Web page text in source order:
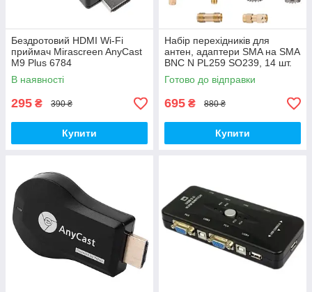
Бездротовий HDMI Wi-Fi
приймач Mirascreen AnyCast
M9 Plus 6784
В наявності
295 ₴ 390 ₴
Купити
Набір перехідників для
антен, адаптери SMA на SMA
BNC N PL259 SO239, 14 шт.
Готово до відправки
695 ₴ 880 ₴
Купити